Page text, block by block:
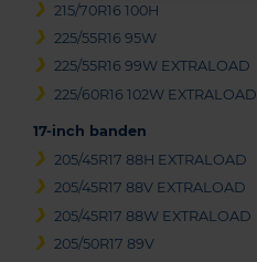
215/70R16 100H
225/55R16 95W
225/55R16 99W EXTRALOAD
225/60R16 102W EXTRALOAD
17-inch banden
205/45R17 88H EXTRALOAD
205/45R17 88V EXTRALOAD
205/45R17 88W EXTRALOAD
205/50R17 89V